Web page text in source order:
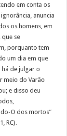
em conta os
anuncia
os homens, em
se
porquanto tem
um dia em que
há de julgar o
meio do Varão
e disso deu
O dos mortos”
RC).